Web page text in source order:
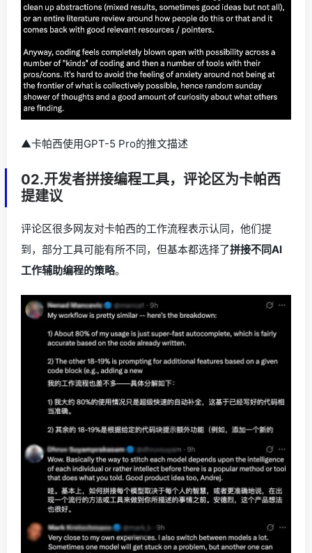
▲卡帕西使用GPT-5 Pro的推文描述
02.开发者拼接编程工具，评论区为卡帕西
提建议
评论区很多网友对卡帕西的工作流程表示认同，他们提
到，部分工具可能有所不同，但基本都选择了拼接不同AI
工作辅助编程的策略。